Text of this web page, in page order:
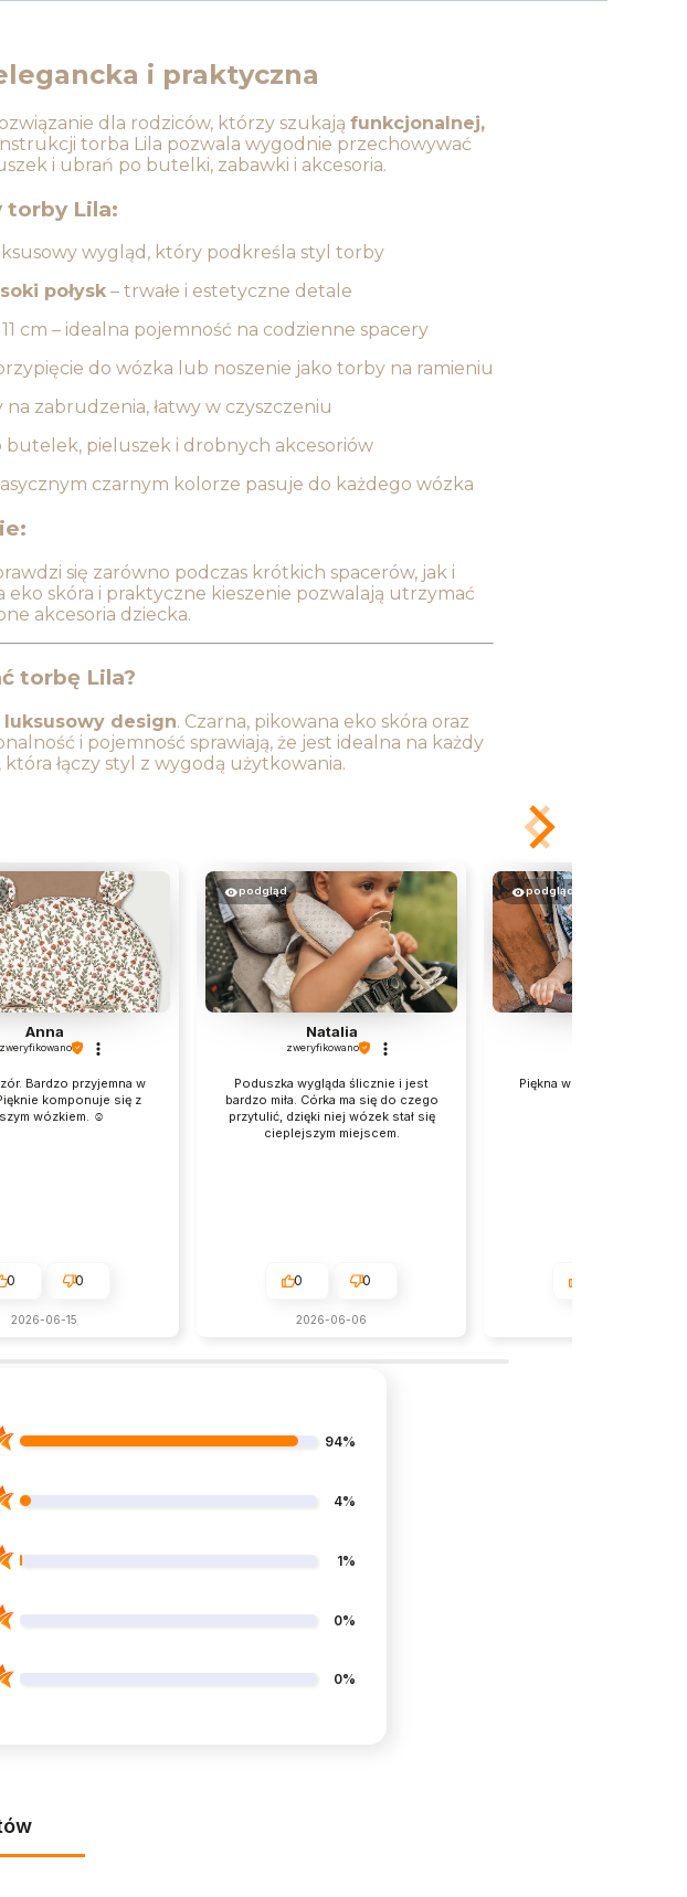
i praktyczna
dla rodziców, którzy szukają funkcjonalnej,
torba Lila pozwala wygodnie przechowywać
i ubrań po butelki, zabawki i akcesoria.
torby Lila:
wygląd, który podkreśla styl torby
połysk– trwałe i estetyczne detale
cm – idealna pojemność na codzienne spacery
do wózka lub noszenie jako torby na ramieniu
zabrudzenia, łatwy w czyszczeniu
butelek, pieluszek i drobnych akcesoriów
czarnym kolorze pasuje do każdego wózka
się zarówno podczas krótkich spacerów, jak i
skóra i praktyczne kieszenie pozwalają utrzymać
akcesoria dziecka.
torbę Lila?
design. Czarna, pikowana eko skóra oraz
i pojemność sprawiają, że jest idealna na każdy
, która łączy styl z wygodą użytkowania.
Anna
zweryfikowano
Bardzo przyjemna w
komponuje się z
wózkiem. ☺️
0 0
2026-06-15
podgląd
Natalia
zweryfikowano
Poduszka wygląda ślicznie i jest
bardzo miła. Córka ma się do czego
przytulić, dzięki niej wózek stał się
cieplejszym miejscem.
0 0
2026-06-06
podgląd
Piękna wkładka do wózka,
94%
4%
1%
0%
0%